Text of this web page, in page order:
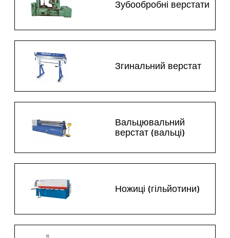
Зубообробні верстати
Згинальний верстат
Вальцювальний
верстат (вальці)
Ножиці (гільйотини)